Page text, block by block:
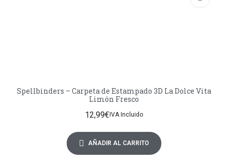
Spellbinders – Carpeta de Estampado 3D La Dolce Vita
Limón Fresco
12,99€ IVA Incluido
AÑADIR AL CARRITO